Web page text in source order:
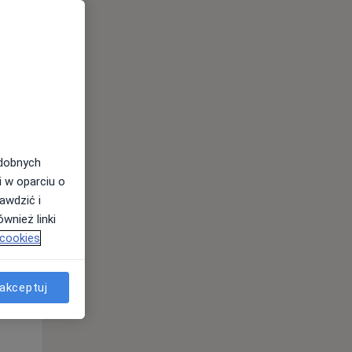
Śr,
12 Sie
w oparciu o
i
linki